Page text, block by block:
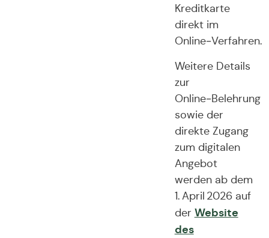
Kreditkarte
direkt im
Online‑Verfahren.
Weitere Details
zur
Online‑Belehrung
sowie der
direkte Zugang
zum digitalen
Angebot
werden ab dem
1. April 2026 auf
der Website
des